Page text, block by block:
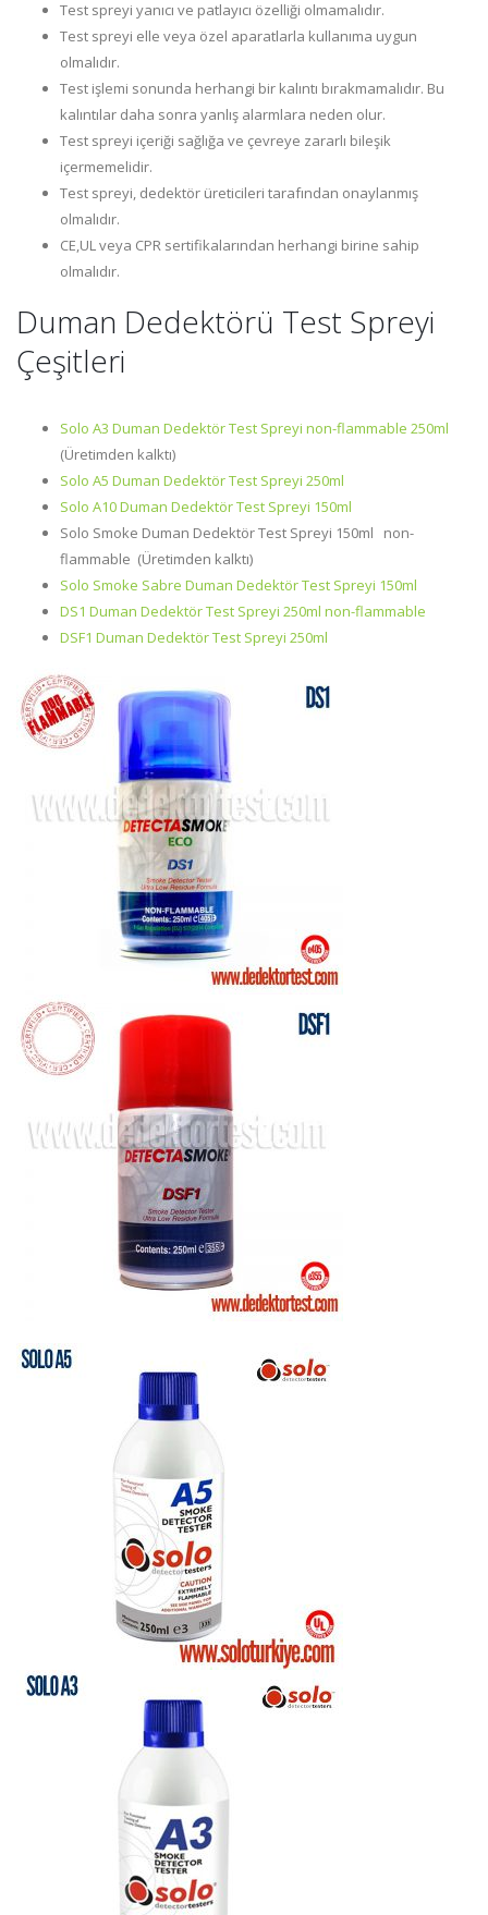
Test spreyi yanıcı ve patlayıcı özelliği olmamalıdır.
Test spreyi elle veya özel aparatlarla kullanıma uygun
olmalıdır.
Test işlemi sonunda herhangi bir kalıntı bırakmamalıdır. Bu
kalıntılar daha sonra yanlış alarmlara neden olur.
Test spreyi içeriği sağlığa ve çevreye zararlı bileşik
içermemelidir.
Test spreyi, dedektör üreticileri tarafından onaylanmış
olmalıdır.
CE,UL veya CPR sertifikalarından herhangi birine sahip
olmalıdır.
Duman Dedektörü Test Spreyi
Çeşitleri
Solo A3 Duman Dedektör Test Spreyi non-flammable 250ml
(Üretimden kalktı)
Solo A5 Duman Dedektör Test Spreyi 250ml
Solo A10 Duman Dedektör Test Spreyi 150ml
Solo Smoke Duman Dedektör Test Spreyi 150ml non-
flammable (Üretimden kalktı)
Solo Smoke Sabre Duman Dedektör Test Spreyi 150ml
DS1 Duman Dedektör Test Spreyi 250ml non-flammable
DSF1 Duman Dedektör Test Spreyi 250ml